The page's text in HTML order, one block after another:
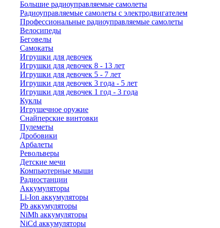
Большие радиоуправляемые самолеты
Радиоуправляемые самолеты с электродвигателем
Профессиональные радиоуправляемые самолеты
Велосипеды
Беговелы
Самокаты
Игрушки для девочек
Игрушки для девочек 8 - 13 лет
Игрушки для девочек 5 - 7 лет
Игрушки для девочек 3 года - 5 лет
Игрушки для девочек 1 год - 3 года
Куклы
Игрушечное оружие
Снайперские винтовки
Пулеметы
Дробовики
Арбалеты
Револьверы
Детские мечи
Компьютерные мыши
Радиостанции
Аккумуляторы
Li-Ion аккумуляторы
Pb аккумуляторы
NiMh аккумуляторы
NiCd аккумуляторы